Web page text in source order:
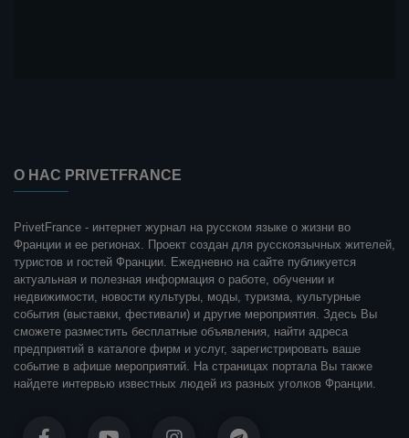
О НАС PRIVETFRANCE
PrivetFrance - интернет журнал на русском языке о жизни во
Франции и ее регионах. Проект создан для русскоязычных жителей,
туристов и гостей Франции. Ежедневно на сайте публикуется
актуальная и полезная информация о работе, обучении и
недвижимости, новости культуры, моды, туризма, культурные
события (выставки, фестивали) и другие мероприятия. Здесь Вы
сможете разместить бесплатные объявления, найти адреса
предприятий в каталоге фирм и услуг, зарегистрировать ваше
событие в афише мероприятий. На страницах портала Вы также
найдете интервью известных людей из разных уголков Франции.